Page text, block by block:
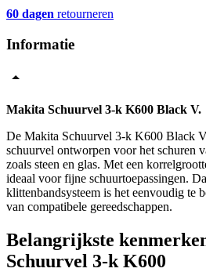
60 dagen retourneren
Informatie
Makita Schuurvel 3-k K600 Black V.
De Makita Schuurvel 3-k K600 Black
schuurvel ontworpen voor het schuren
zoals steen en glas. Met een
ideaal voor fijne schuurtoepassingen.
klittenbandsysteem is het eenvoudig te
van compatibele gereedschappen.
Belangrijkste
Schuurvel 3-k K600